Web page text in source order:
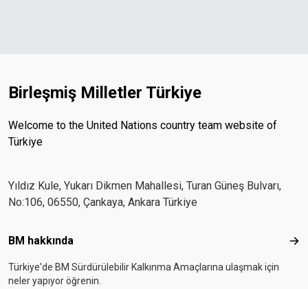
Birleşmiş Milletler Türkiye
Welcome to the United Nations country team website of
Türkiye
Yıldız Kule, Yukarı Dikmen Mahallesi, Turan Güneş Bulvarı,
No:106, 06550, Çankaya, Ankara Türkiye
Footer menu
BM hakkında BM
Türkiye'de BM Sürdürülebilir Kalkınma Amaçlarına ulaşmak için
neler yapıyor öğrenin.